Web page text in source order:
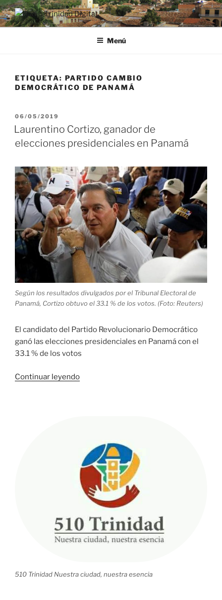
Saltar
al
contenido
RADIO TRINIDAD DIGITAL
Desde la Ciudad Museo del Caribe
Menú
ETIQUETA: PARTIDO CAMBIO
DEMOCRÁTICO DE PANAMÁ
PUBLICADO
EL
06/05/2019
Laurentino Cortizo, ganador de
elecciones presidenciales en Panamá
Según los resultados divulgados por el Tribunal Electoral de
Panamá, Cortizo obtuvo el 33.1 % de los votos. (Foto: Reuters)
El candidato del Partido Revolucionario Democrático
ganó las elecciones presidenciales en Panamá con el
33.1 % de los votos
Continuar leyendo«Laurentino
Panamá»
510 Trinidad Nuestra ciudad, nuestra esencia